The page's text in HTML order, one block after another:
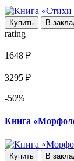
Купить В
rating
1648 ₽
3295 ₽
-50%
Книга
Купить В